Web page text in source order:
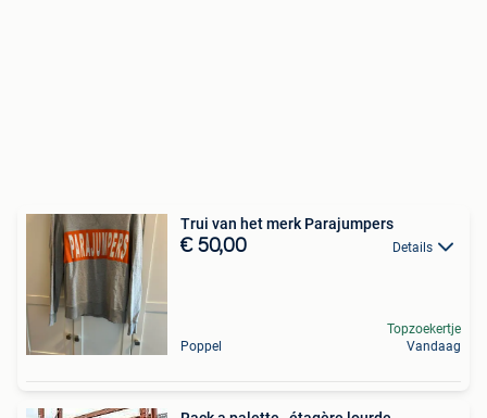
Trui van het merk Parajumpers
€ 50,00 Details
Poppel
Topzoekertje
Vandaag